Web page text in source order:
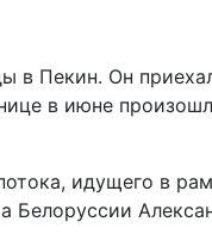
в Пекин. Он
в июне
идущего в
Белоруссии